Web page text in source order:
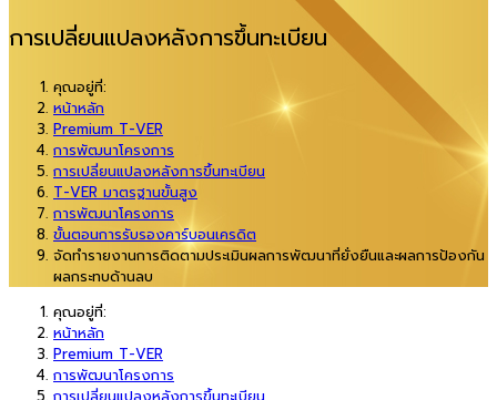
การเปลี่ยนแปลงหลังการขึ้นทะเบียน
คุณอยู่ที่:
หน้าหลัก
Premium T-VER
การพัฒนาโครงการ
การเปลี่ยนแปลงหลังการขึ้นทะเบียน
T-VER มาตรฐานขั้นสูง
การพัฒนาโครงการ
ขั้นตอนการรับรองคาร์บอนเครดิต
จัดทำรายงานการติดตามประเมินผลการพัฒนาที่ยั่งยืนและผลการป้องกัน
ผลกระทบด้านลบ
คุณอยู่ที่:
หน้าหลัก
Premium T-VER
การพัฒนาโครงการ